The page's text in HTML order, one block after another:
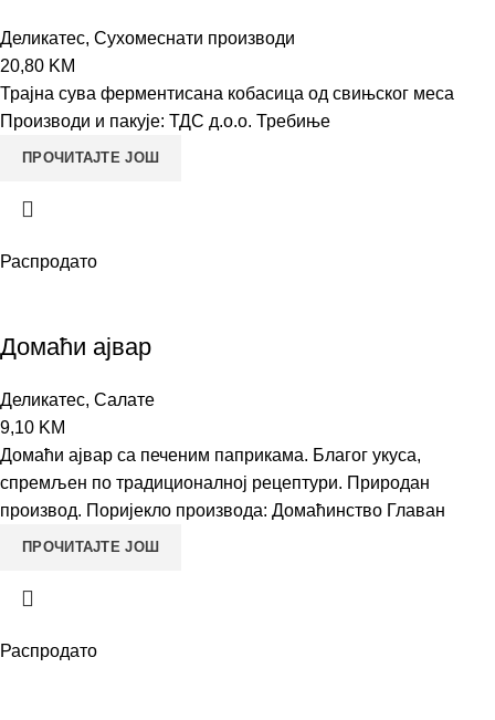
Деликатес, Сухомеснати производи
20,80 KM
Трајна сува ферментисана кобасица од свињског меса
Производи и пакује: ТДС д.о.о. Требиње
ПРОЧИТАЈТЕ ЈОШ
Распродато
Домаћи ајвар
Деликатес, Салате
9,10 KM
Домаћи ајвар са печеним паприкама. Благог укуса,
спремљен по традиционалној рецептури. Природан
производ. Поријекло производа: Домаћинство Главан
ПРОЧИТАЈТЕ ЈОШ
Распродато